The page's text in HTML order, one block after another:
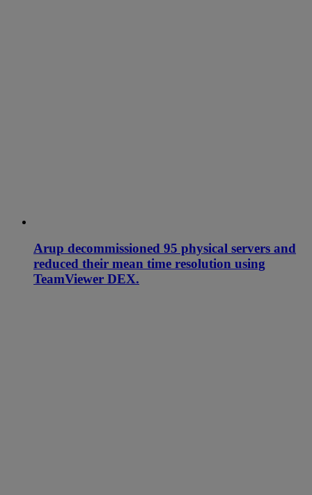
Arup decommissioned 95 physical servers and
reduced their mean time resolution using
TeamViewer DEX.